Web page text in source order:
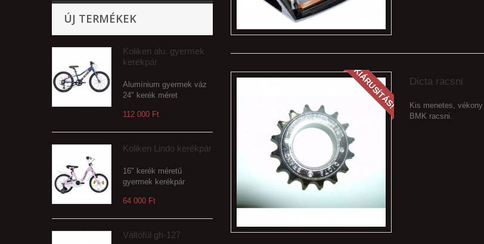
ÚJ TERMÉKEK
Koliken alu. gyermek
kerékpár
Alumínium gyermek váz
24" kerék méret
112 000 Ft‎
Koliken Lindo kerékpár
16" kerék méretű
gyermek kerékpár
64 000 Ft‎
Váltófül gh-127
KIÁRUSÍTÁS! Dicta racsni
Kis menetes,
BMK racsni.